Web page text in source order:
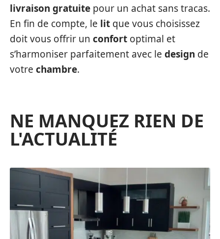
livraison gratuite pour un achat sans tracas.
En fin de compte, le lit que vous choisissez
doit vous offrir un confort optimal et
s’harmoniser parfaitement avec le design de
votre chambre.
NE MANQUEZ RIEN DE
L'ACTUALITÉ